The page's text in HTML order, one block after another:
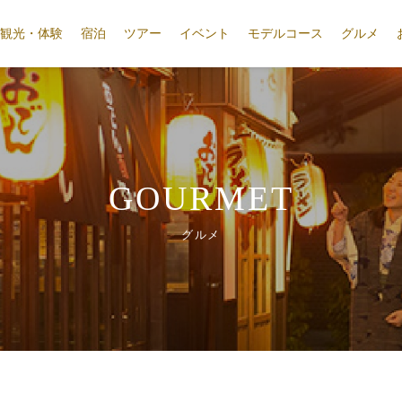
観光・体験 宿泊 ツアー イベント モデルコース グルメ
GOURMET
グルメ